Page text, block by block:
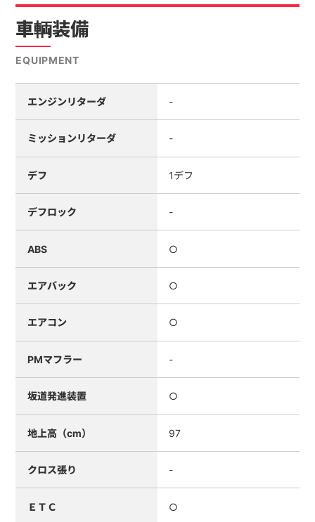
車輌装備
EQUIPMENT
エンジンリターダ -
ミッションリターダ -
デフ 1デフ
デフロック -
ABS ○
エアバック ○
エアコン ○
PMマフラー -
坂道発進装置 ○
地上高（cm） 97
クロス張り -
ＥＴＣ ○